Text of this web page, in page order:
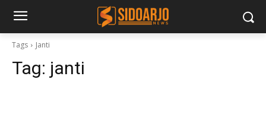
Tags Janti
Tag: janti